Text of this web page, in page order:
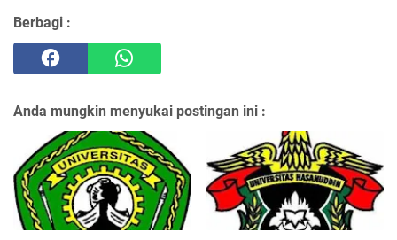
Berbagi :
Anda mungkin menyukai postingan ini :